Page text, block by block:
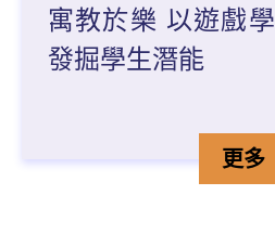
寓教於樂 以遊戲
發掘學生潛能
寓教
更多